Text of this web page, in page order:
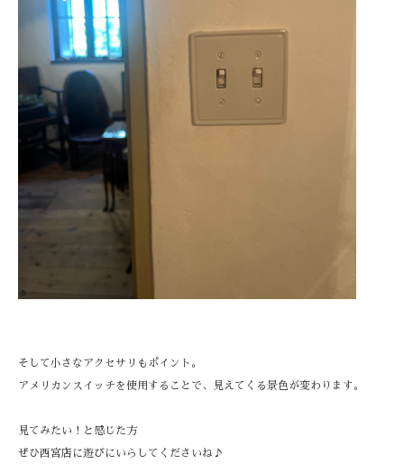
そして小さなアクセサリもポイント。
アメリカンスイッチを使用することで、見えてくる景色が変わります。
見てみたい！と感じた方
ぜひ西宮店に遊びにいらしてくださいね♪